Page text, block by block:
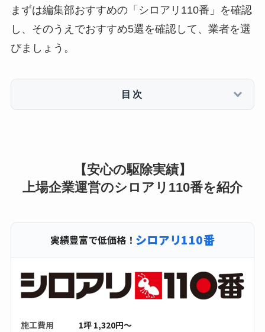
まずは編集部おすすめの「シロアリ110番」を確認
し、そのうえでおすすめ5選を確認して、業者を選
びましょう。
目次
【安心の駆除実績】
上場企業運営のシロアリ110番を紹介
実績豊富で低価格！ シロアリ110番
施工費用
1坪 1,320円〜